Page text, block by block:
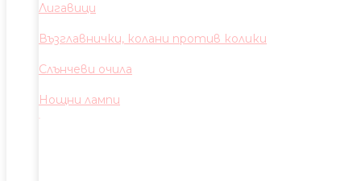
Лигавици
Възглавнички, колани против колики
Слънчеви очила
Нощни лампи